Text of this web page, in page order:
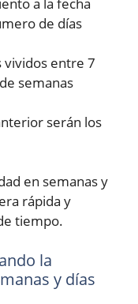
de días
vividos entre 7
semanas
serán los
en semanas y
rápida y
tiempo.
la
y días